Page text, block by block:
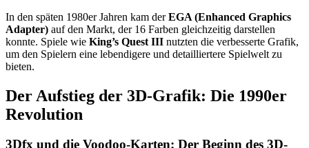
In den späten 1980er Jahren kam derEGA (Enhanced Graphics
Adapter) auf den Markt, der 16 Farben gleichzeitig darstellen
konnte. Spiele wie King’s Quest III nutzten die verbesserte Grafik,
um den Spielern eine lebendigere und detailliertere Spielwelt zu
bieten.
Der Aufstieg der 3D-Grafik: Die 1990er
Revolution
3Dfx und die Voodoo-Karten: Der Beginn des 3D-